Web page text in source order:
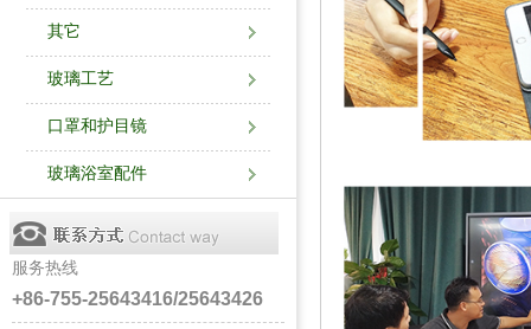
其它
玻璃工艺
口罩和护目镜
玻璃浴室配件
服务热线
+86-755-25643416/25643426